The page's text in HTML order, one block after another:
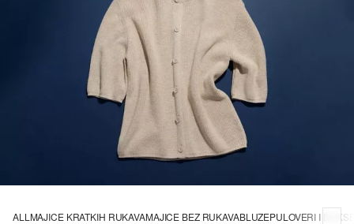
ALL MAJICE KRATKIH RUKAVAMAJICE BEZ RUKAVABLUZEPULOVERI I